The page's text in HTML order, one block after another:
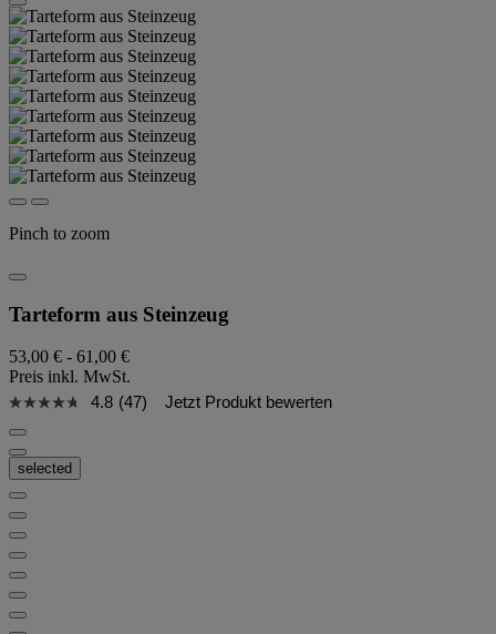
Pinch to zoom
Tarteform aus Steinzeug
53,00 € - 61,00 €
Preis inkl. MwSt.
4.8 (47) Jetzt Produkt bewerten
selected